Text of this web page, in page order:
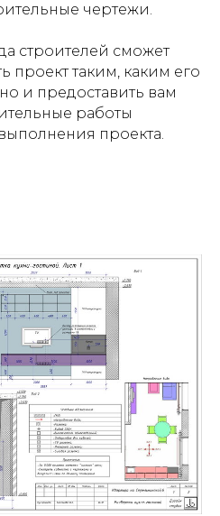
чертежи.
строителей сможет
проект таким, каким его
и предоставить вам
работы
проекта.